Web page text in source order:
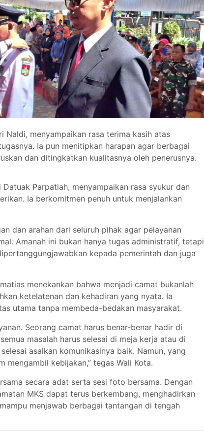
Naldi, menyampaikan rasa terima kasih atas
Ia pun menitipkan harapan agar berbagai
dan ditingkatkan kualitasnya oleh penerusnya.
Parpatiah, menyampaikan rasa syukur dan
Ia berkomitmen penuh untuk menjalankan
dan arahan dari seluruh pihak agar pelayanan
Amanah ini bukan hanya tugas administratif, tetapi
kepada pemerintah dan juga
menekankan bahwa menjadi camat bukanlah
ketelatenan dan kehadiran yang nyata. Ia
utama tanpa membeda-bedakan masyarakat.
Seorang camat harus benar-benar hadir di
masalah harus selesai di meja kerja atau di
asalkan komunikasinya baik. Namun, yang
mengambil kebijakan,” tegas Wali Kota.
secara adat serta sesi foto bersama. Dengan
MKS dapat terus berkembang, menghadirkan
menjawab berbagai tantangan di tengah